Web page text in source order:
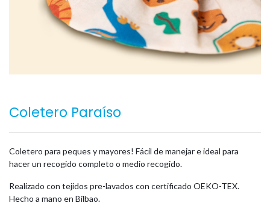
Coletero Paraíso
Coletero para peques y mayores! Fácil de manejar e ideal para
hacer un recogido completo o medio recogido.
Realizado con tejidos pre-lavados con certificado OEKO-TEX.
Hecho a mano en Bilbao.